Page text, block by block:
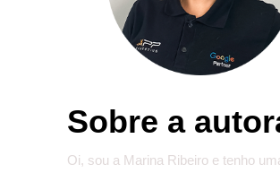
Sobre a
Oi, sou a Marina Ribeiro e tenho